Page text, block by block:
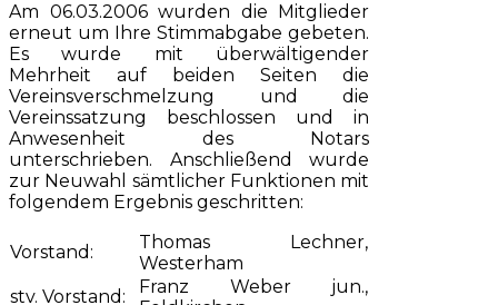
Am 06.03.2006 wurden die Mitglieder
erneut um Ihre Stimmabgabe gebeten.
Es wurde mit überwältigender
Mehrheit auf beiden Seiten die
Vereinsverschmelzung und die
Vereinssatzung beschlossen und in
Anwesenheit des Notars
unterschrieben. Anschließend wurde
zur Neuwahl sämtlicher Funktionen mit
folgendem Ergebnis geschritten:
Vorstand:
Thomas Lechner,
Westerham
stv. Vorstand:
Franz Weber jun.,